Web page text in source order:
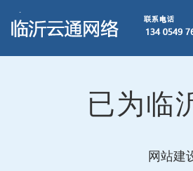
已为临
网站建